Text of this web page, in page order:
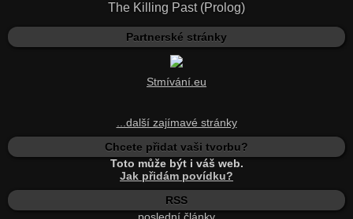
The Killing Past (Prolog)
Partnerské stránky
Stmívání.eu
...další zajímavé stránky
Chcete přidat vaši tvorbu?
Toto může být i váš web.
Jak přidám povídku?
RSS